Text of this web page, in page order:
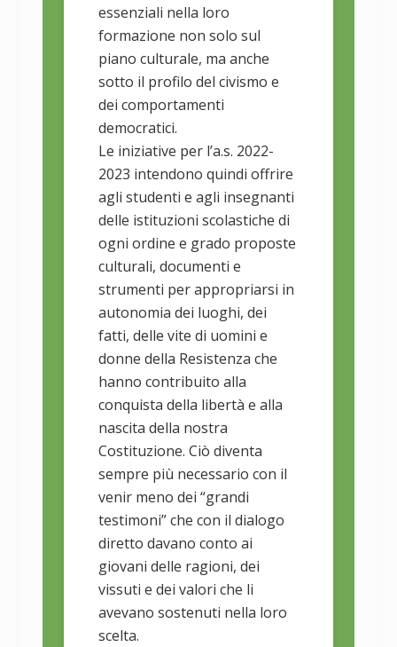
essenziali nella loro
formazione non solo sul
piano culturale, ma anche
sotto il profilo del civismo e
dei comportamenti
democratici.
Le iniziative per l’a.s. 2022-
2023 intendono quindi offrire
agli studenti e agli insegnanti
delle istituzioni scolastiche di
ogni ordine e grado proposte
culturali, documenti e
strumenti per appropriarsi in
autonomia dei luoghi, dei
fatti, delle vite di uomini e
donne della Resistenza che
hanno contribuito alla
conquista della libertà e alla
nascita della nostra
Costituzione. Ciò diventa
sempre più necessario con il
venir meno dei “grandi
testimoni” che con il dialogo
diretto davano conto ai
giovani delle ragioni, dei
vissuti e dei valori che li
avevano sostenuti nella loro
scelta.